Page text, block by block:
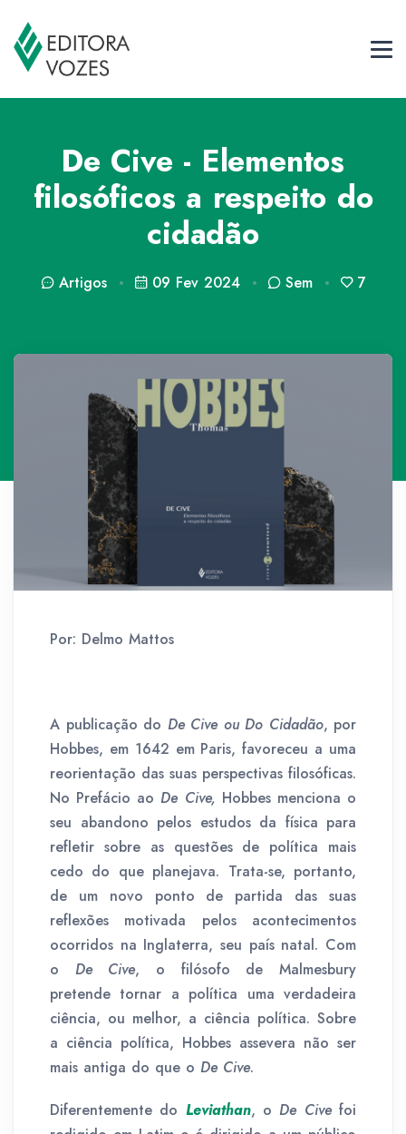
De Cive - Elementos
filosóficos a respeito do
cidadão
Artigos 09 Fev 2024 Sem 7
Por: Delmo Mattos
A publicação do De Cive ou Do Cidadão, por
Hobbes, em 1642 em Paris, favoreceu a uma
reorientação das suas perspectivas filosóficas.
No Prefácio aoDe Cive, Hobbes menciona o
seu abandono pelos estudos da física para
refletir sobre as questões de política mais
cedo do que planejava. Trata-se, portanto,
de um novo ponto de partida das suas
reflexões motivada pelos acontecimentos
ocorridos na Inglaterra, seu país natal. Com
o De Cive, o filósofo de Malmesbury
pretende tornar a política uma verdadeira
ciência, ou melhor, a ciência política. Sobre
a ciência política, Hobbes assevera não ser
mais antiga do que o De Cive.
Diferentemente do Leviathan, oDe Civefoi